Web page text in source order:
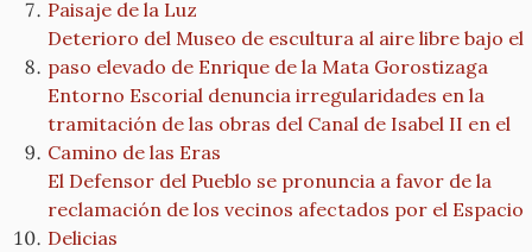
Paisaje de la Luz
Deterioro del Museo de escultura al aire libre bajo el
paso elevado de Enrique de la Mata Gorostizaga
Entorno Escorial denuncia irregularidades en la
tramitación de las obras del Canal de Isabel II en el
Camino de las Eras
El Defensor del Pueblo se pronuncia a favor de la
reclamación de los vecinos afectados por el Espacio
Delicias